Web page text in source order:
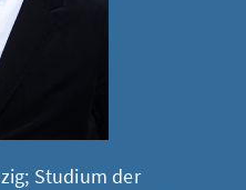
Studium der